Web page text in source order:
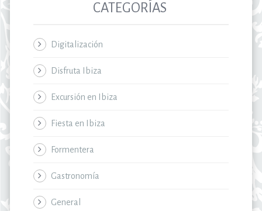
CATEGORÍAS
Digitalización
Disfruta Ibiza
Excursión en Ibiza
Fiesta en Ibiza
Formentera
Gastronomía
General